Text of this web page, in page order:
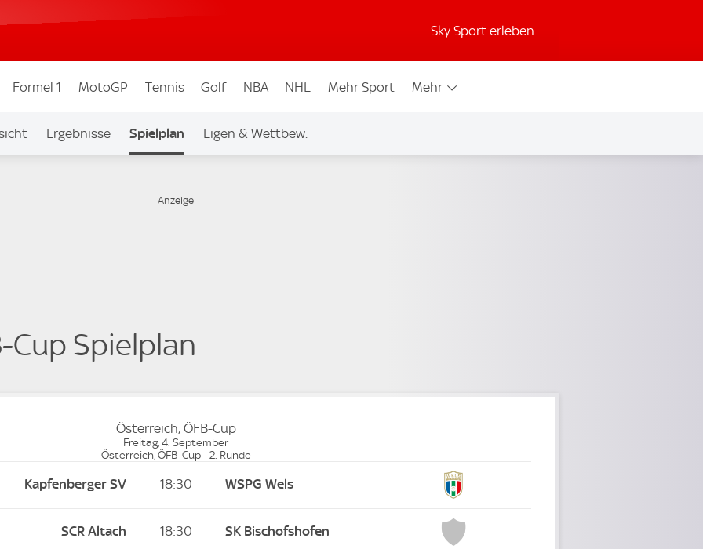
Sky Sport erleben
Formel 1 MotoGP Tennis Golf NBA NHL Mehr Sport Mehr
Ergebnisse Spielplan Ligen & Wettbew.
Cup Spielplan
Österreich, ÖFB-Cup
Freitag, 4. September
Österreich, ÖFB-Cup - 2. Runde
Kapfenberger SV 18:30 WSPG Wels
SCR Altach 18:30 SK Bischofshofen